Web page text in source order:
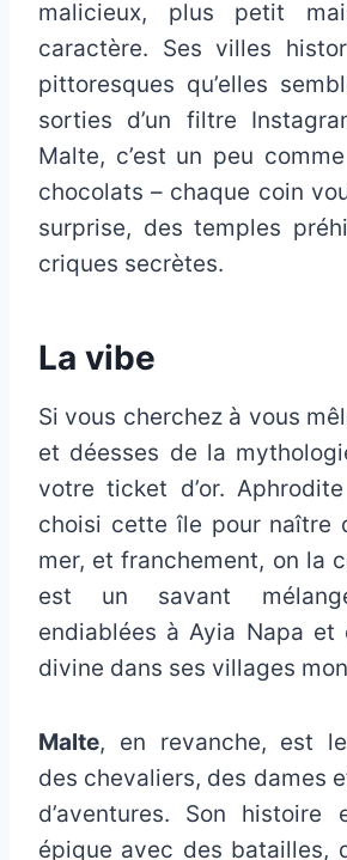
malicieux, plus petit
caractère. Ses villes
pittoresques qu’elles
sorties d’un filtre
Malte, c’est un peu
chocolats – chaque coin
surprise, des temples
criques secrètes.
La vibe
Si vous cherchez à vous
et déesses de la
votre ticket d’or.
choisi cette île pour naître
mer, et franchement, on la
est un savant
endiablées à Ayia Napa et
divine dans ses villages
Malte, en revanche, est
des chevaliers, des dames
d’aventures. Son histoire
épique avec des batailles,